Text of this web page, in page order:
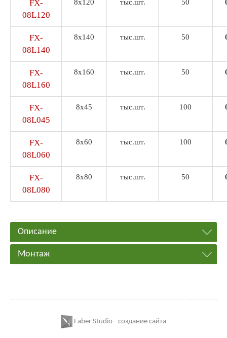
FX-
08L120
8х120 тыс.шт. 50
FX-
08L140
8х140 тыс.шт. 50
FX-
08L160
8х160 тыс.шт. 50
FX-
08L045
8х45 тыс.шт. 100
FX-
08L060
8х60 тыс.шт. 100
FX-
08L080
8х80 тыс.шт. 50
Описание
Монтаж
Faber Studio - создание сайта